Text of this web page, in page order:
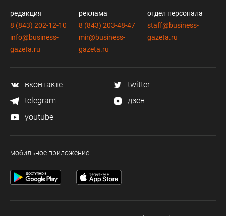
редакция
8 (843) 202-12-10
info@business-
gazeta.ru
реклама
8 (843) 203-48-47
mir@business-
gazeta.ru
отдел персонала
staff@business-
gazeta.ru
вконтакте
twitter
telegram
дзен
youtube
мобильное приложение